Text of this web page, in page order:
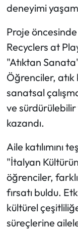
deneyimi
Proje
Recyclers at
"Atıktan
Öğrenciler, atık
sanatsal
ve sürdürülebilir
kazandı.
Aile katılımını
"İtalyan
öğrenciler,
fırsatı buldu.
kültürel
süreçlerine
Sağlık
Spor
Sungurlu
Turizm
Uğurludağ
Yaşam
Yayla Haber
Yemek